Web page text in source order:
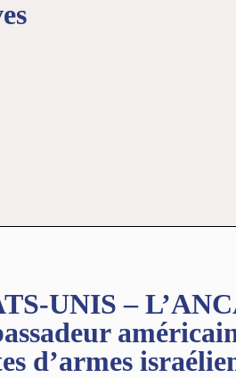
UNIS –
d’armes